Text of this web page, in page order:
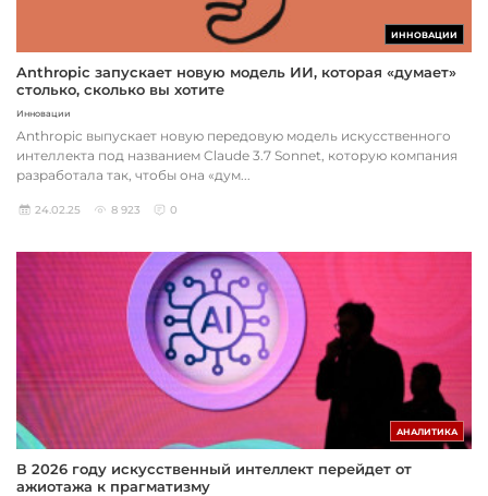
ИННОВАЦИИ
Anthropic запускает новую модель ИИ, которая «думает»
столько, сколько вы хотите
Инновации
Anthropic выпускает новую передовую модель искусственного
интеллекта под названием Claude 3.7 Sonnet, которую компания
разработала так, чтобы она «дум...
24.02.25 8 923 0
АНАЛИТИКА
В 2026 году искусственный интеллект перейдет от
ажиотажа к прагматизму